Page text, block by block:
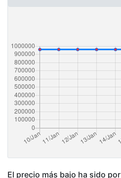
El precio más bajo ha sido por